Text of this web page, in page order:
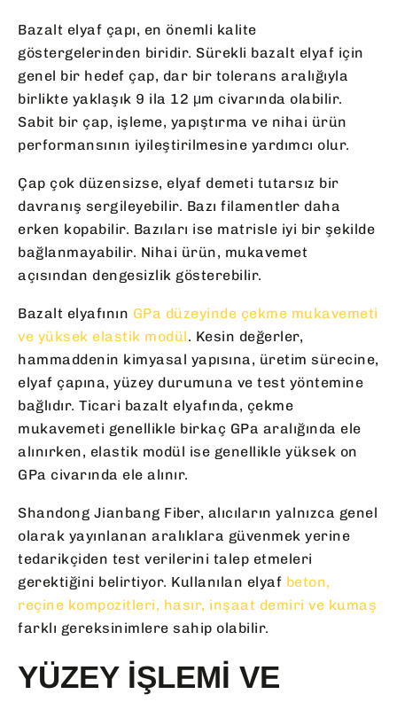
Bazalt elyaf çapı, en önemli kalite
göstergelerinden biridir. Sürekli bazalt elyaf için
genel bir hedef çap, dar bir tolerans aralığıyla
birlikte yaklaşık 9 ila 12 μm civarında olabilir.
Sabit bir çap, işleme, yapıştırma ve nihai ürün
performansının iyileştirilmesine yardımcı olur.
Çap çok düzensizse, elyaf demeti tutarsız bir
davranış sergileyebilir. Bazı filamentler daha
erken kopabilir. Bazıları ise matrisle iyi bir şekilde
bağlanmayabilir. Nihai ürün, mukavemet
açısından dengesizlik gösterebilir.
Bazalt elyafının GPa düzeyinde çekme mukavemeti
ve yüksek elastik modül. Kesin değerler,
hammaddenin kimyasal yapısına, üretim sürecine,
elyaf çapına, yüzey durumuna ve test yöntemine
bağlıdır. Ticari bazalt elyafında, çekme
mukavemeti genellikle birkaç GPa aralığında ele
alınırken, elastik modül ise genellikle yüksek on
GPa civarında ele alınır.
Shandong Jianbang Fiber, alıcıların yalnızca genel
olarak yayınlanan aralıklara güvenmek yerine
tedarikçiden test verilerini talep etmeleri
gerektiğini belirtiyor. Kullanılan elyaf beton,
reçine kompozitleri, hasır, inşaat demiri ve kumaş
farklı gereksinimlere sahip olabilir.
YÜZEY İŞLEMI VE